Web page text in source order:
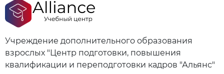
Учреждение дополнительного образования
взрослых "Центр подготовки, повышения
квалификации и переподготовки кадров "Альянс"